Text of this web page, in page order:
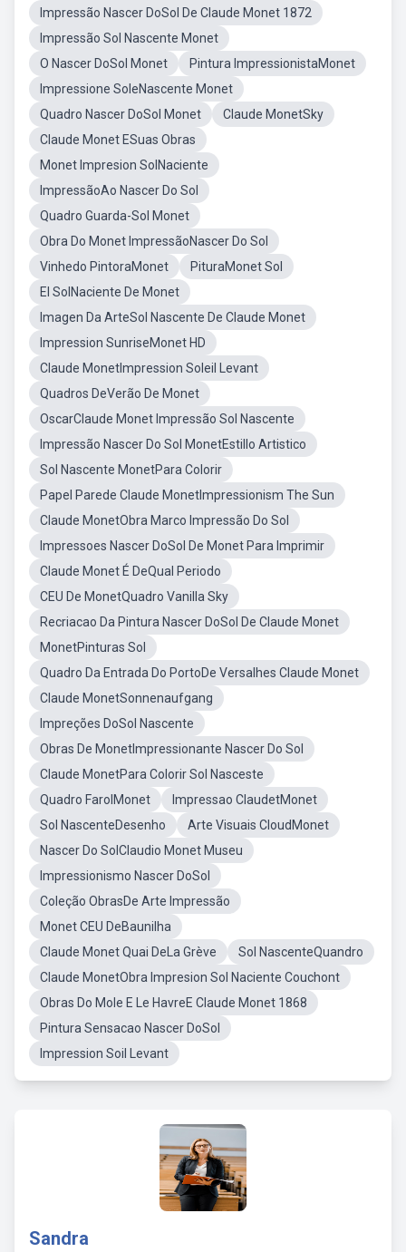
Impressão Nascer DoSol De Claude Monet 1872
Impressão Sol Nascente Monet
O Nascer DoSol Monet
Pintura ImpressionistaMonet
Impressione SoleNascente Monet
Quadro Nascer DoSol Monet
Claude MonetSky
Claude Monet ESuas Obras
Monet Impresion SolNaciente
ImpressãoAo Nascer Do Sol
Quadro Guarda-Sol Monet
Obra Do Monet ImpressãoNascer Do Sol
Vinhedo PintoraMonet
PituraMonet Sol
El SolNaciente De Monet
Imagen Da ArteSol Nascente De Claude Monet
Impression SunriseMonet HD
Claude MonetImpression Soleil Levant
Quadros DeVerão De Monet
OscarClaude Monet Impressão Sol Nascente
Impressão Nascer Do Sol MonetEstillo Artistico
Sol Nascente MonetPara Colorir
Papel Parede Claude MonetImpressionism The Sun
Claude MonetObra Marco Impressão Do Sol
Impressoes Nascer DoSol De Monet Para Imprimir
Claude Monet É DeQual Periodo
CEU De MonetQuadro Vanilla Sky
Recriacao Da Pintura Nascer DoSol De Claude Monet
MonetPinturas Sol
Quadro Da Entrada Do PortoDe Versalhes Claude Monet
Claude MonetSonnenaufgang
Impreções DoSol Nascente
Obras De MonetImpressionante Nascer Do Sol
Claude MonetPara Colorir Sol Nasceste
Quadro FarolMonet
Impressao ClaudetMonet
Sol NascenteDesenho
Arte Visuais CloudMonet
Nascer Do SolClaudio Monet Museu
Impressionismo Nascer DoSol
Coleção ObrasDe Arte Impressão
Monet CEU DeBaunilha
Claude Monet Quai DeLa Grève
Sol NascenteQuandro
Claude MonetObra Impresion Sol Naciente Couchont
Obras Do Mole E Le HavreE Claude Monet 1868
Pintura Sensacao Nascer DoSol
Impression Soil Levant
Sandra